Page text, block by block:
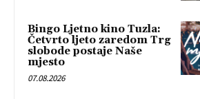
Bingo Ljetno kino Tuzla:
Četvrto ljeto zaredom Trg
slobode postaje Naše
mjesto
07.08.2026